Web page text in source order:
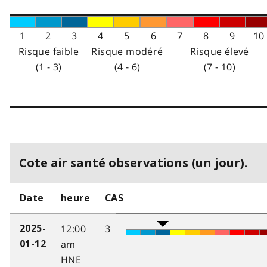
1 2 3 4 5 6 7 8 9
10
Risque faible
(1 - 3)
Risque modéré
(4 - 6)
Risque élevé
(7 - 10)
Cote air santé observations (un jour).
Date heure CAS
2025-
01-12
12:00
am
HNE
3